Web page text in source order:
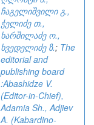
ჩაგელიშვილი გ.,
ჭელიძე თ.,
ხარშილაძე ო.,
ხვედელიძე ზ.; The
editorial and
publishing board
:Abashidze V.
(Editor-in-Chief),
Adamia Sh., Adjiev
A. (Kabardino-